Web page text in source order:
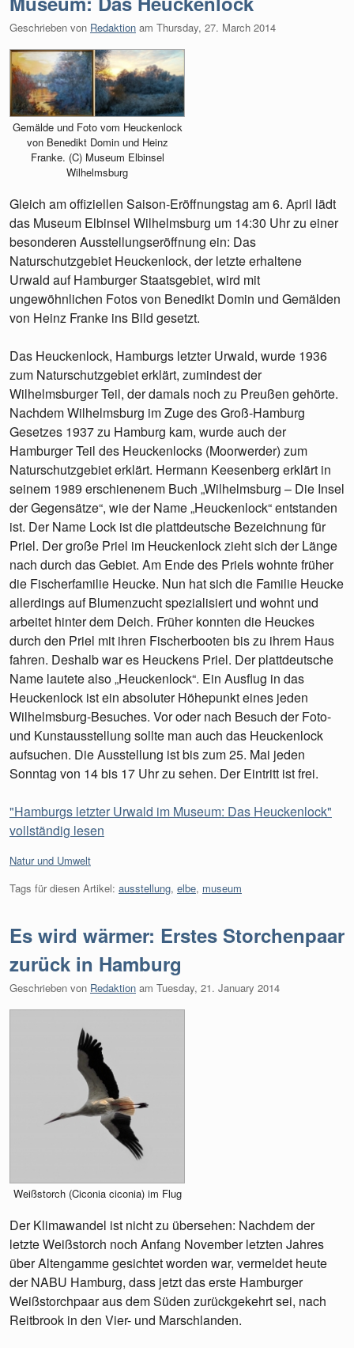
Geschrieben von Redaktion am Thursday, 27. March 2014
Gemälde und Foto vom Heuckenlock
von Benedikt Domin und Heinz
Franke. (C) Museum Elbinsel
Wilhelmsburg
Gleich am offiziellen Saison-Eröffnungstag am 6. April lädt
das Museum Elbinsel Wilhelmsburg um 14:30 Uhr zu einer
besonderen Ausstellungseröffnung ein: Das
Naturschutzgebiet Heuckenlock, der letzte erhaltene
Urwald auf Hamburger Staatsgebiet, wird mit
ungewöhnlichen Fotos von Benedikt Domin und Gemälden
von Heinz Franke ins Bild gesetzt.
Das Heuckenlock, Hamburgs letzter Urwald, wurde 1936
zum Naturschutzgebiet erklärt, zumindest der
Wilhelmsburger Teil, der damals noch zu Preußen gehörte.
Nachdem Wilhelmsburg im Zuge des Groß-Hamburg
Gesetzes 1937 zu Hamburg kam, wurde auch der
Hamburger Teil des Heuckenlocks (Moorwerder) zum
Naturschutzgebiet erklärt. Hermann Keesenberg erklärt in
seinem 1989 erschienenem Buch „Wilhelmsburg – Die Insel
der Gegensätze“, wie der Name „Heuckenlock“ entstanden
ist. Der Name Lock ist die plattdeutsche Bezeichnung für
Priel. Der große Priel im Heuckenlock zieht sich der Länge
nach durch das Gebiet. Am Ende des Priels wohnte früher
die Fischerfamilie Heucke. Nun hat sich die Familie Heucke
allerdings auf Blumenzucht spezialisiert und wohnt und
arbeitet hinter dem Deich. Früher konnten die Heuckes
durch den Priel mit ihren Fischerbooten bis zu ihrem Haus
fahren. Deshalb war es Heuckens Priel. Der plattdeutsche
Name lautete also „Heuckenlock“. Ein Ausflug in das
Heuckenlock ist ein absoluter Höhepunkt eines jeden
Wilhelmsburg-Besuches. Vor oder nach Besuch der Foto-
und Kunstausstellung sollte man auch das Heuckenlock
aufsuchen. Die Ausstellung ist bis zum 25. Mai jeden
Sonntag von 14 bis 17 Uhr zu sehen. Der Eintritt ist frei.
"Hamburgs letzter Urwald im Museum: Das Heuckenlock"
vollständig lesen
Kategorien:
Natur und Umwelt
Tags für diesen Artikel: ausstellung, elbe, museum
Es wird wärmer: Erstes Storchenpaar
zurück in Hamburg
Geschrieben von Redaktion am Tuesday, 21. January 2014
Weißstorch (Ciconia ciconia) im Flug
Der Klimawandel ist nicht zu übersehen: Nachdem der
letzte Weißstorch noch Anfang November letzten Jahres
über Altengamme gesichtet worden war, vermeldet heute
der NABU Hamburg, dass jetzt das erste Hamburger
Weißstorchpaar aus dem Süden zurückgekehrt sei, nach
Reitbrook in den Vier- und Marschlanden.